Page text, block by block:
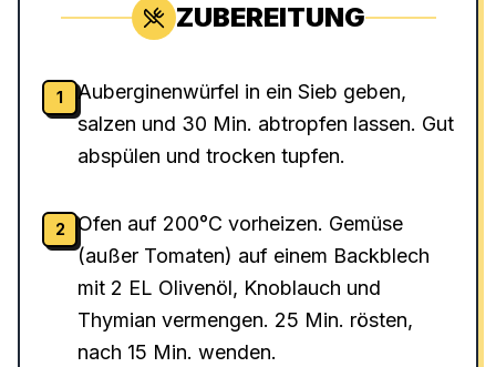
ZUBEREITUNG
1
Auberginenwürfel in ein Sieb geben,
salzen und 30 Min. abtropfen lassen. Gut
abspülen und trocken tupfen.
2
Ofen auf 200°C vorheizen. Gemüse
(außer Tomaten) auf einem Backblech
mit 2 EL Olivenöl, Knoblauch und
Thymian vermengen. 25 Min. rösten,
nach 15 Min. wenden.